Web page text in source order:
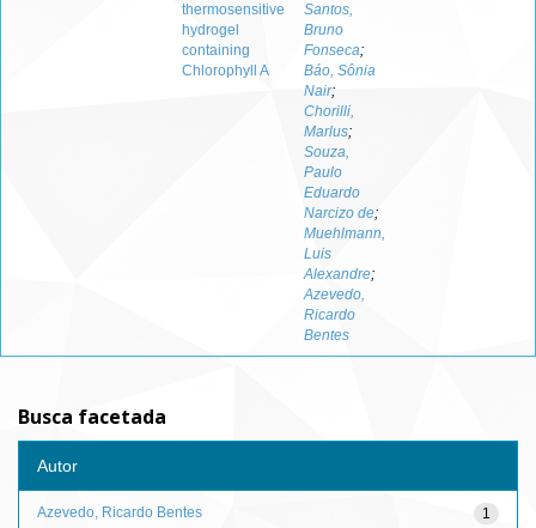
thermosensitive
hydrogel
containing
Chlorophyll A
Santos,
Bruno
Fonseca;
Báo, Sônia
Nair;
Chorilli,
Marlus;
Souza,
Paulo
Eduardo
Narcizo de;
Muehlmann,
Luis
Alexandre;
Azevedo,
Ricardo
Bentes
Busca facetada
Autor
1
Azevedo, Ricardo Bentes